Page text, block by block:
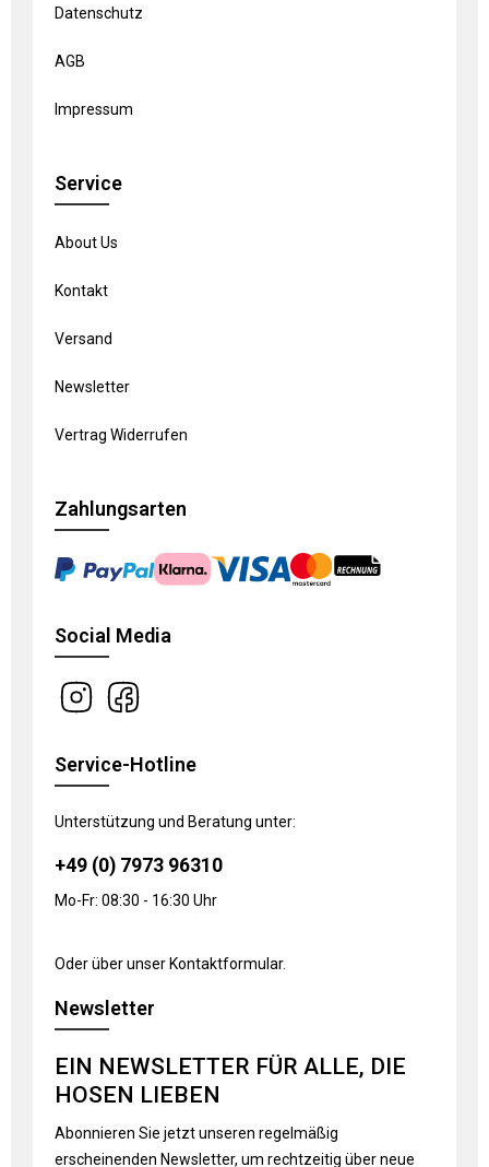
Datenschutz
AGB
Impressum
Service
About Us
Kontakt
Versand
Newsletter
Vertrag Widerrufen
Zahlungsarten
Social Media
Service-Hotline
Unterstützung und Beratung unter:
+49 (0) 7973 96310
Mo-Fr: 08:30 - 16:30 Uhr
Oder über unser Kontaktformular.
Newsletter
EIN NEWSLETTER FÜR ALLE, DIE
HOSEN LIEBEN
Abonnieren Sie jetzt unseren regelmäßig
erscheinenden Newsletter, um rechtzeitig über neue